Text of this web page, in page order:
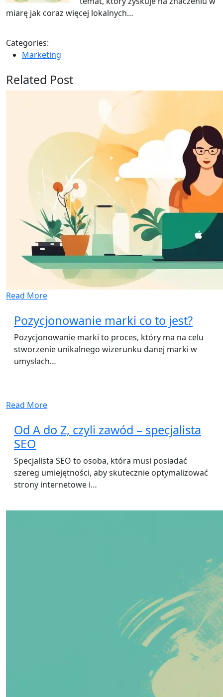
miarę jak coraz więcej lokalnych…
Categories:
Marketing
Related Post
Read More
Pozycjonowanie marki co to jest?
Pozycjonowanie marki to proces, który ma na celu
stworzenie unikalnego wizerunku danej marki w
umysłach…
Read More
Od A do Z, czyli zawód – specjalista
SEO
Specjalista SEO to osoba, która musi posiadać
szereg umiejętności, aby skutecznie optymalizować
strony internetowe i…